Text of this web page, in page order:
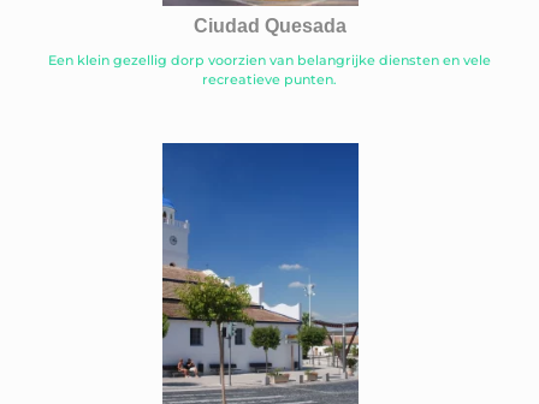
Ciudad Quesada
Een klein gezellig dorp voorzien van belangrijke diensten en vele
recreatieve punten.